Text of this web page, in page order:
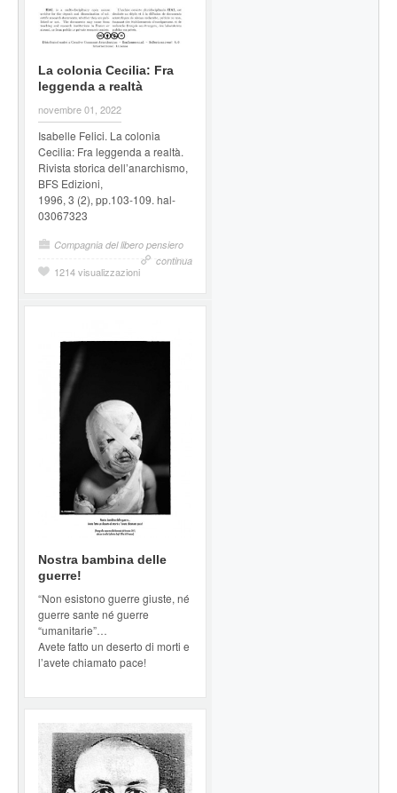
La colonia Cecilia: Fra
leggenda a realtà
novembre 01, 2022
Isabelle Felici. La colonia
Cecilia: Fra leggenda a realtà.
Rivista storica dell’anarchismo,
BFS Edizioni,
1996, 3 (2), pp.103-109. hal-
03067323
Compagnia del libero pensiero
continua
1214 visualizzazioni
Nostra bambina delle
guerre!
“Non esistono guerre giuste, né
guerre sante né guerre
“umanitarie”…
Avete fatto un deserto di morti e
l’avete chiamato pace!